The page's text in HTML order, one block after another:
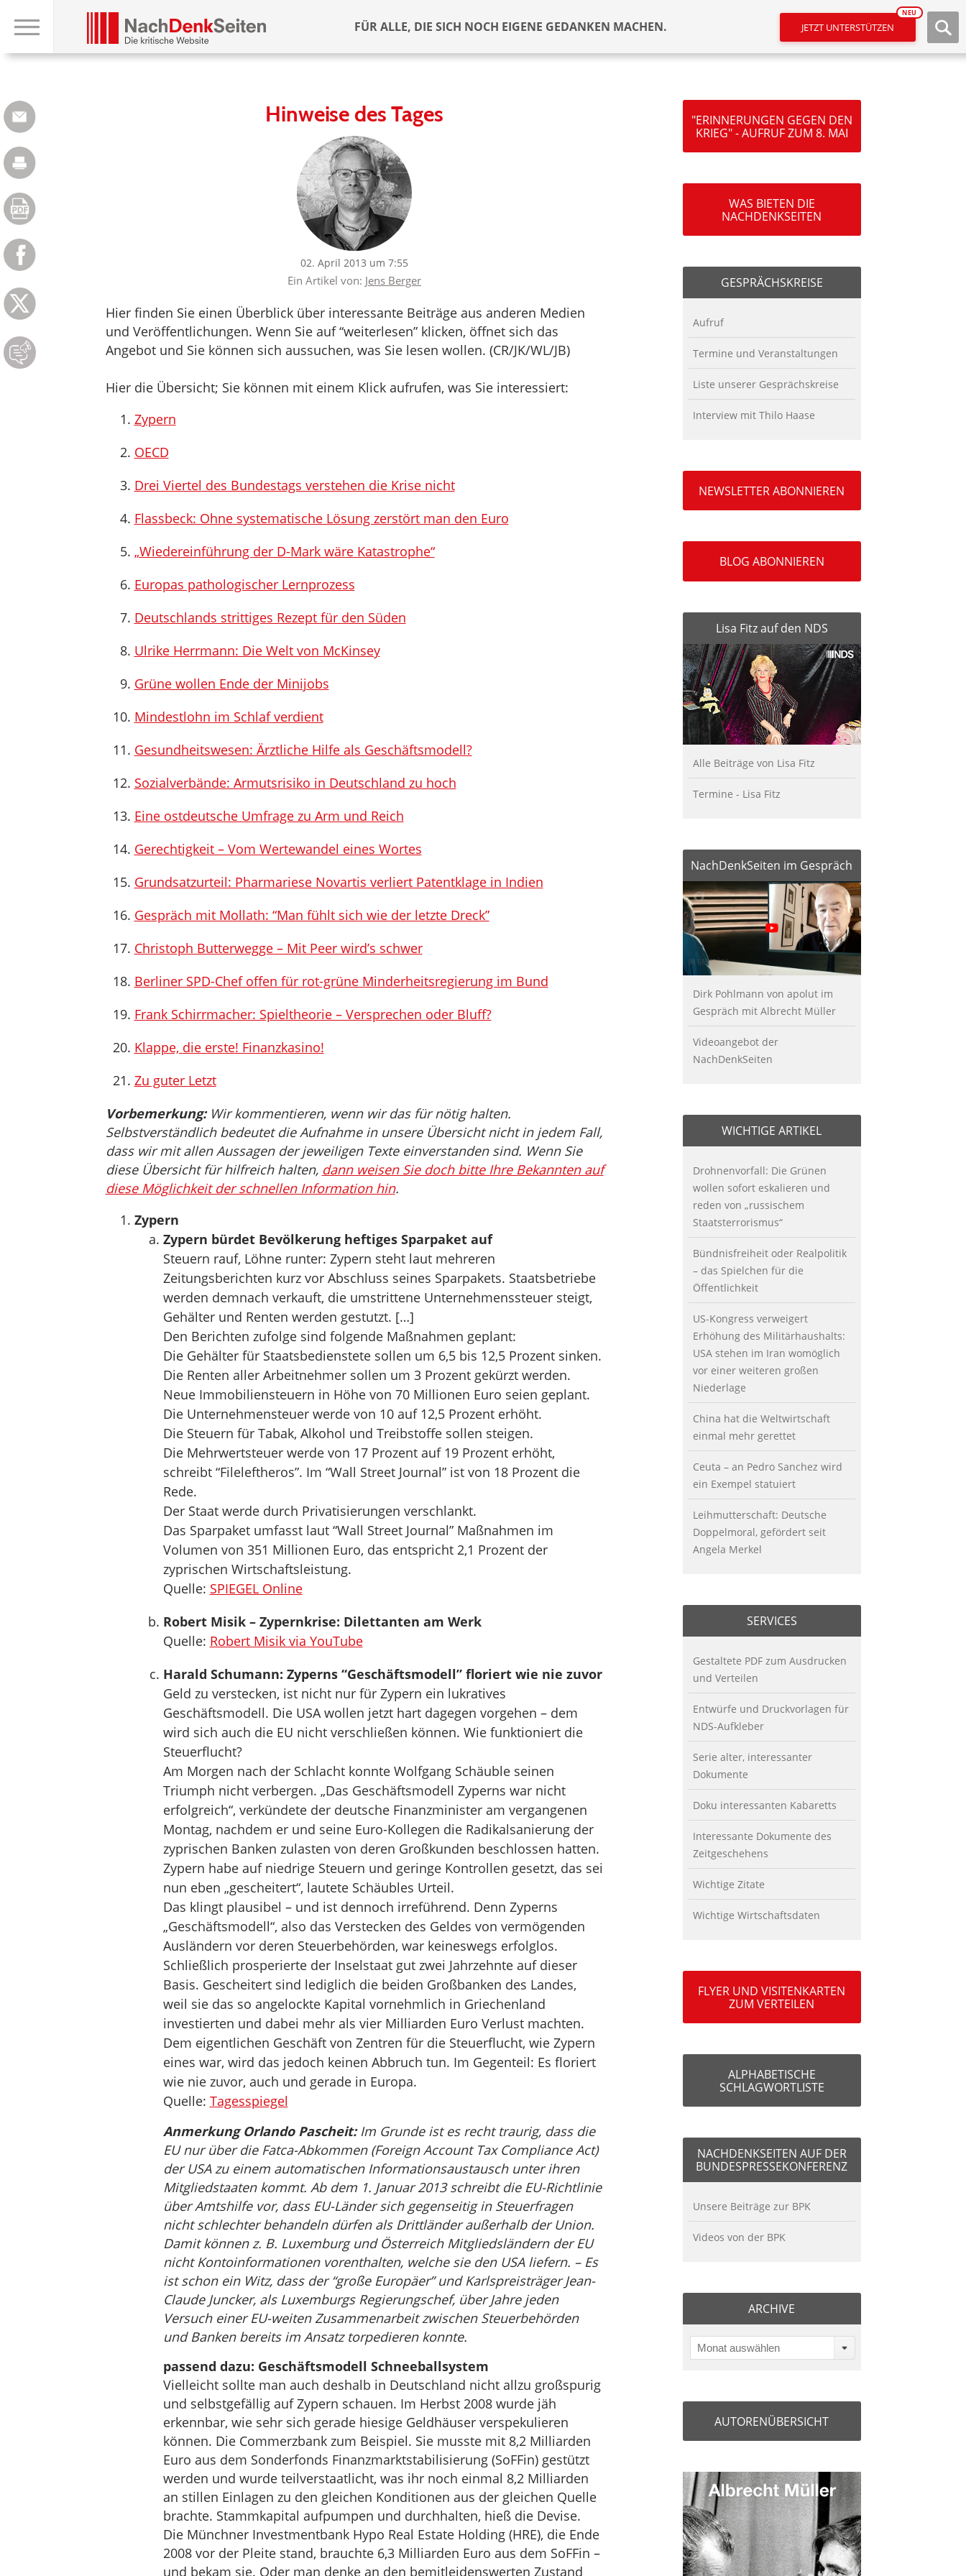
FÜR ALLE, DIE SICH NOCH EIGENE GEDANKEN MACHEN. JETZT UNTERSTÜTZEN
NEU
Hinweise des Tages
02. April 2013 um 7:55
Ein Artikel von: Jens Berger
Hier finden Sie einen Überblick über interessante Beiträge aus anderen Medien
und Veröffentlichungen. Wenn Sie auf “weiterlesen” klicken, öffnet sich das
Angebot und Sie können sich aussuchen, was Sie lesen wollen. (CR/JK/WL/JB)
Hier die Übersicht; Sie können mit einem Klick aufrufen, was Sie interessiert:
Zypern
OECD
Drei Viertel des Bundestags verstehen die Krise nicht
Flassbeck: Ohne systematische Lösung zerstört man den Euro
„Wiedereinführung der D-Mark wäre Katastrophe“
Europas pathologischer Lernprozess
Deutschlands strittiges Rezept für den Süden
Ulrike Herrmann: Die Welt von McKinsey
Grüne wollen Ende der Minijobs
Mindestlohn im Schlaf verdient
Gesundheitswesen: Ärztliche Hilfe als Geschäftsmodell?
Sozialverbände: Armutsrisiko in Deutschland zu hoch
Eine ostdeutsche Umfrage zu Arm und Reich
Gerechtigkeit – Vom Wertewandel eines Wortes
Grundsatzurteil: Pharmariese Novartis verliert Patentklage in Indien
Gespräch mit Mollath: “Man fühlt sich wie der letzte Dreck”
Christoph Butterwegge – Mit Peer wird’s schwer
Berliner SPD-Chef offen für rot-grüne Minderheitsregierung im Bund
Frank Schirrmacher: Spieltheorie – Versprechen oder Bluff?
Klappe, die erste! Finanzkasino!
Zu guter Letzt
Vorbemerkung:Wir kommentieren, wenn wir das für nötig halten.
Selbstverständlich bedeutet die Aufnahme in unsere Übersicht nicht in jedem Fall,
dass wir mit allen Aussagen der jeweiligen Texte einverstanden sind. Wenn Sie
diese Übersicht für hilfreich halten, dann weisen Sie doch bitte Ihre Bekannten auf
diese Möglichkeit der schnellen Information hin.
Zypern
Zypern bürdet Bevölkerung heftiges Sparpaket auf
Steuern rauf, Löhne runter: Zypern steht laut mehreren
Zeitungsberichten kurz vor Abschluss seines Sparpakets. Staatsbetriebe
werden demnach verkauft, die umstrittene Unternehmenssteuer steigt,
Gehälter und Renten werden gestutzt. […]
Den Berichten zufolge sind folgende Maßnahmen geplant:
Die Gehälter für Staatsbedienstete sollen um 6,5 bis 12,5 Prozent sinken.
Die Renten aller Arbeitnehmer sollen um 3 Prozent gekürzt werden.
Neue Immobiliensteuern in Höhe von 70 Millionen Euro seien geplant.
Die Unternehmensteuer werde von 10 auf 12,5 Prozent erhöht.
Die Steuern für Tabak, Alkohol und Treibstoffe sollen steigen.
Die Mehrwertsteuer werde von 17 Prozent auf 19 Prozent erhöht,
schreibt “Fileleftheros”. Im “Wall Street Journal” ist von 18 Prozent die
Rede.
Der Staat werde durch Privatisierungen verschlankt.
Das Sparpaket umfasst laut “Wall Street Journal” Maßnahmen im
Volumen von 351 Millionen Euro, das entspricht 2,1 Prozent der
zyprischen Wirtschaftsleistung.
Quelle: SPIEGEL Online
Robert Misik – Zypernkrise: Dilettanten am Werk
Quelle: Robert Misik via YouTube
Harald Schumann: Zyperns “Geschäftsmodell” floriert wie nie zuvor
Geld zu verstecken, ist nicht nur für Zypern ein lukratives
Geschäftsmodell. Die USA wollen jetzt hart dagegen vorgehen – dem
wird sich auch die EU nicht verschließen können. Wie funktioniert die
Steuerflucht?
Am Morgen nach der Schlacht konnte Wolfgang Schäuble seinen
Triumph nicht verbergen. „Das Geschäftsmodell Zyperns war nicht
erfolgreich“, verkündete der deutsche Finanzminister am vergangenen
Montag, nachdem er und seine Euro-Kollegen die Radikalsanierung der
zyprischen Banken zulasten von deren Großkunden beschlossen hatten.
Zypern habe auf niedrige Steuern und geringe Kontrollen gesetzt, das sei
nun eben „gescheitert“, lautete Schäubles Urteil.
Das klingt plausibel – und ist dennoch irreführend. Denn Zyperns
„Geschäftsmodell“, also das Verstecken des Geldes von vermögenden
Ausländern vor deren Steuerbehörden, war keineswegs erfolglos.
Schließlich prosperierte der Inselstaat gut zwei Jahrzehnte auf dieser
Basis. Gescheitert sind lediglich die beiden Großbanken des Landes,
weil sie das so angelockte Kapital vornehmlich in Griechenland
investierten und dabei mehr als vier Milliarden Euro Verlust machten.
Dem eigentlichen Geschäft von Zentren für die Steuerflucht, wie Zypern
eines war, wird das jedoch keinen Abbruch tun. Im Gegenteil: Es floriert
wie nie zuvor, auch und gerade in Europa.
Quelle: Tagesspiegel
Anmerkung Orlando Pascheit:Im Grunde ist es recht traurig, dass die
EU nur über die Fatca-Abkommen (Foreign Account Tax Compliance Act)
der USA zu einem automatischen Informationsaustausch unter ihren
Mitgliedstaaten kommt. Ab dem 1. Januar 2013 schreibt die EU-Richtlinie
über Amtshilfe vor, dass EU-Länder sich gegenseitig in Steuerfragen
nicht schlechter behandeln dürfen als Drittländer außerhalb der Union.
Damit können z. B. Luxemburg und Österreich Mitgliedsländern der EU
nicht Kontoinformationen vorenthalten, welche sie den USA liefern. – Es
ist schon ein Witz, dass der “große Europäer” und Karlspreisträger Jean-
Claude Juncker, als Luxemburgs Regierungschef, über Jahre jeden
Versuch einer EU-weiten Zusammenarbeit zwischen Steuerbehörden
und Banken bereits im Ansatz torpedieren konnte.
passend dazu: Geschäftsmodell Schneeballsystem
Vielleicht sollte man auch deshalb in Deutschland nicht allzu großspurig
und selbstgefällig auf Zypern schauen. Im Herbst 2008 wurde jäh
erkennbar, wie sehr sich gerade hiesige Geldhäuser verspekulieren
können. Die Commerzbank zum Beispiel. Sie musste mit 8,2 Milliarden
Euro aus dem Sonderfonds Finanzmarktstabilisierung (SoFFin) gestützt
werden und wurde teilverstaatlicht, was ihr noch einmal 8,2 Milliarden
an stillen Einlagen zu den gleichen Konditionen aus der gleichen Quelle
brachte. Stammkapital aufpumpen und durchhalten, hieß die Devise.
Die Münchner Investmentbank Hypo Real Estate Holding (HRE), die Ende
2008 vor der Pleite stand, brauchte 6,3 Milliarden Euro aus dem SoFFin –
und bekam sie. Oder man denke an den bemitleidenswerten Zustand
"ERINNERUNGEN GEGEN DEN
KRIEG" - AUFRUF ZUM 8. MAI
WAS BIETEN DIE
NACHDENKSEITEN
GESPRÄCHSKREISE
Aufruf
Termine und Veranstaltungen
Liste unserer Gesprächskreise
Interview mit Thilo Haase
NEWSLETTER ABONNIEREN
BLOG ABONNIEREN
Lisa Fitz auf den NDS
Alle Beiträge von Lisa Fitz
Termine - Lisa Fitz
NachDenkSeiten im Gespräch
Dirk Pohlmann von apolut im
Gespräch mit Albrecht Müller
Videoangebot der
NachDenkSeiten
WICHTIGE ARTIKEL
Drohnenvorfall: Die Grünen
wollen sofort eskalieren und
reden von „russischem
Staatsterrorismus“
Bündnisfreiheit oder Realpolitik
– das Spielchen für die
Öffentlichkeit
US-Kongress verweigert
Erhöhung des Militärhaushalts:
USA stehen im Iran womöglich
vor einer weiteren großen
Niederlage
China hat die Weltwirtschaft
einmal mehr gerettet
Ceuta – an Pedro Sanchez wird
ein Exempel statuiert
Leihmutterschaft: Deutsche
Doppelmoral, gefördert seit
Angela Merkel
SERVICES
Gestaltete PDF zum Ausdrucken
und Verteilen
Entwürfe und Druckvorlagen für
NDS-Aufkleber
Serie alter, interessanter
Dokumente
Doku interessanten Kabaretts
Interessante Dokumente des
Zeitgeschehens
Wichtige Zitate
Wichtige Wirtschaftsdaten
FLYER UND VISITENKARTEN
ZUM VERTEILEN
ALPHABETISCHE
SCHLAGWORTLISTE
NACHDENKSEITEN AUF DER
BUNDESPRESSEKONFERENZ
Unsere Beiträge zur BPK
Videos von der BPK
ARCHIVE
Monat auswählen
AUTORENÜBERSICHT